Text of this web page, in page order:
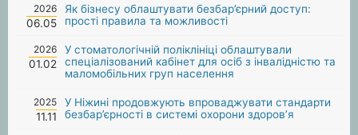
2026
06.05
Як бізнесу облаштувати безбар’єрний доступ:
прості правила та можливості
2026
01.02
У стоматологічній поліклініці облаштували
спеціалізований кабінет для осіб з інвалідністю та
маломобільних груп населення
2025
11.11
У Ніжині продовжують впроваджувати стандарти
безбар’єрності в системі охорони здоров’я